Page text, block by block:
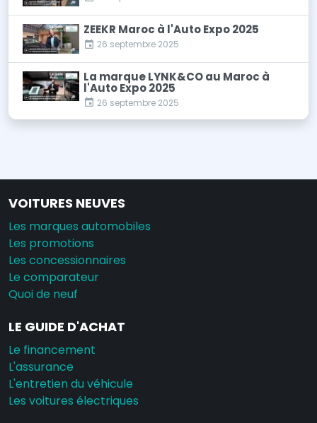
ZEEKR Maroc à l'Auto Expo 2025
26 septembre 2025
La marque LYNK&CO au Maroc à
l'Auto Expo 2025
26 septembre 2025
VOITURES NEUVES
Les marques automobiles
Les promotions
Les concessionnaires
Le comparateur
Quoi de neuf
LE GUIDE D'ACHAT
Le financement
L'assurance
L'entretien du véhicule
Les voitures électriques